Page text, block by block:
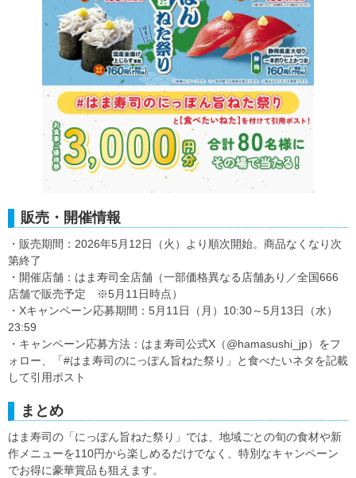
販売・開催情報
・販売期間：2026年5月12日（火）より順次開始。商品なくなり次
第終了
・開催店舗：はま寿司全店舗（一部価格異なる店舗あり／全国666
店舗で販売予定 ※5月11日時点）
・Xキャンペーン応募期間：5月11日（月）10:30～5月13日（水）
23:59
・キャンペーン応募方法：はま寿司公式X（@hamasushi_jp）をフ
ォロー、「#はま寿司のにっぽん旨ねた祭り」と食べたいネタを記載
して引用ポスト
まとめ
はま寿司の「にっぽん旨ねた祭り」では、地域ごとの旬の食材や新
作メニューを110円から楽しめるだけでなく、特別なキャンペーン
でお得に豪華賞品も狙えます。